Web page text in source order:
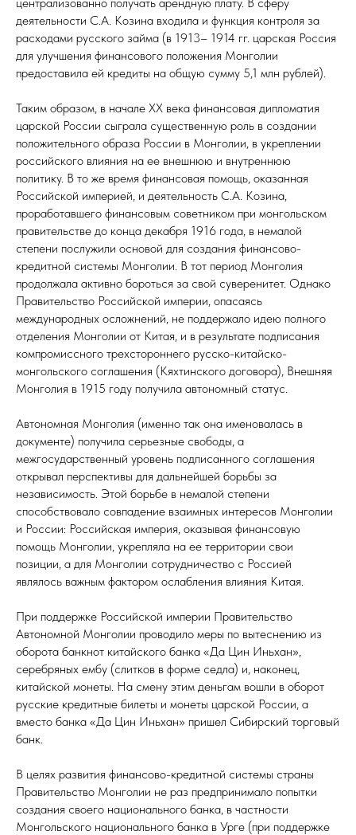
деятельности С.А. Козина входила и функция контроля за
расходами русского займа (в 1913– 1914 гг. царская Россия
для улучшения финансового положения Монголии
предоставила ей кредиты на общую сумму 5,1 млн рублей).
Таким образом, в начале ХХ века финансовая дипломатия
царской России сыграла существенную роль в создании
положительного образа России в Монголии, в укреплении
российского влияния на ее внешнюю и внутреннюю
политику. В то же время финансовая помощь, оказанная
Российской империей, и деятельность С.А. Козина,
проработавшего финансовым советником при монгольском
правительстве до конца декабря 1916 года, в немалой
степени послужили основой для создания финансово-
кредитной системы Монголии. В тот период Монголия
продолжала активно бороться за свой суверенитет. Однако
Правительство Российской империи, опасаясь
международных осложнений, не поддержало идею полного
отделения Монголии от Китая, и в результате подписания
компромиссного трехстороннего русско-китайско-
монгольского соглашения (Кяхтинского договора), Внешняя
Монголия в 1915 году получила автономный статус.
Автономная Монголия (именно так она именовалась в
документе) получила серьезные свободы, а
межгосударственный уровень подписанного соглашения
открывал перспективы для дальнейшей борьбы за
независимость. Этой борьбе в немалой степени
способствовало совпадение взаимных интересов Монголии
и России: Российская империя, оказывая финансовую
помощь Монголии, укрепляла на ее территории свои
позиции, а для Монголии сотрудничество с Россией
являлось важным фактором ослабления влияния Китая.
При поддержке Российской империи Правительство
Автономной Монголии проводило меры по вытеснению из
оборота банкнот китайского банка «Да Цин Иньхан»,
серебряных ембу (слитков в форме седла) и, наконец,
китайской монеты. На смену этим деньгам вошли в оборот
русские кредитные билеты и монеты царской России, а
вместо банка «Да Цин Иньхан» пришел Сибирский торговый
банк.
В целях развития финансово-кредитной системы страны
Правительство Монголии не раз предпринимало попытки
создания своего национального банка, в частности
Монгольского национального банка в Урге (при поддержке